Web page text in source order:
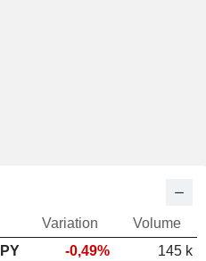
Variation
Volume
-0,49%
145 k